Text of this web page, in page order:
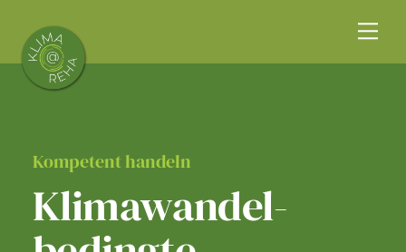
content
Kompetent handeln
Klimawandel­